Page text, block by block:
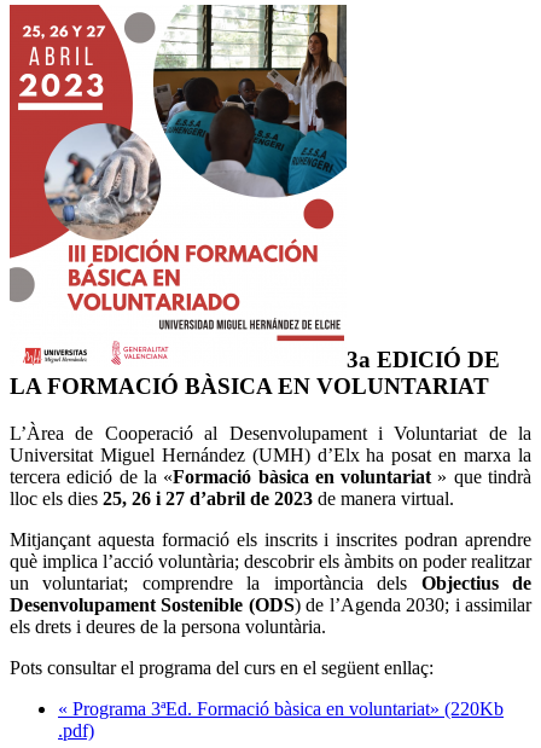
3a EDICIÓ DE
LA FORMACIÓ BÀSICA EN VOLUNTARIAT
L’Àrea de Cooperació al Desenvolupament i Voluntariat de la
Universitat Miguel Hernández (UMH) d’Elx ha posat en marxa la
tercera edició de la «Formació bàsica en voluntariat » que tindrà
lloc els dies 25, 26 i 27 d’abril de 2023 de manera virtual.
Mitjançant aquesta formació els inscrits i inscrites podran aprendre
què implica l’acció voluntària; descobrir els àmbits on poder realitzar
un voluntariat; comprendre la importància dels Objectius de
Desenvolupament Sostenible (ODS) de l’Agenda 2030; i assimilar
els drets i deures de la persona voluntària.
Pots consultar el programa del curs en el següent enllaç:
« Programa 3ªEd. Formació bàsica en voluntariat» (220Kb
.pdf)